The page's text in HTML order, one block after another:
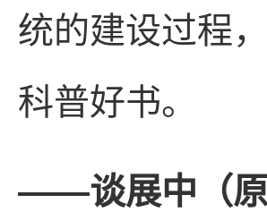
统的建设过程
科普好书。
——谈展中（原